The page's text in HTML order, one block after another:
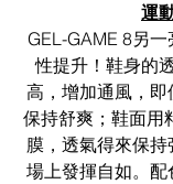
運
GEL-GAME 8另
性提升！鞋身的
高，增加通風，
保持舒爽；鞋面用
膜，透氣得來保
場上發揮自如。